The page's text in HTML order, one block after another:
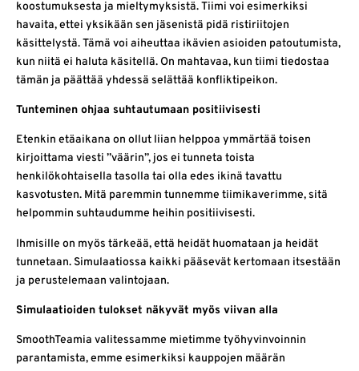
koostumuksesta ja mieltymyksistä. Tiimi voi esimerkiksi
havaita, ettei yksikään sen jäsenistä pidä ristiriitojen
käsittelystä. Tämä voi aiheuttaa ikävien asioiden patoutumista,
kun niitä ei haluta käsitellä. On mahtavaa, kun tiimi tiedostaa
tämän ja päättää yhdessä selättää konfliktipeikon.
Tunteminen ohjaa suhtautumaan positiivisesti
Etenkin etäaikana on ollut liian helppoa ymmärtää toisen
kirjoittama viesti ”väärin”, jos ei tunneta toista
henkilökohtaisella tasolla tai olla edes ikinä tavattu
kasvotusten. Mitä paremmin tunnemme tiimikaverimme, sitä
helpommin suhtaudumme heihin positiivisesti.
Ihmisille on myös tärkeää, että heidät huomataan ja heidät
tunnetaan. Simulaatiossa kaikki pääsevät kertomaan itsestään
ja perustelemaan valintojaan.
Simulaatioiden tulokset näkyvät myös viivan alla
SmoothTeamia valitessamme mietimme työhyvinvoinnin
parantamista, emme esimerkiksi kauppojen määrän